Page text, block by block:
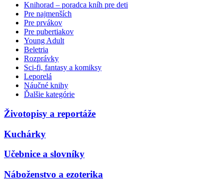
Knihorad – poradca kníh pre deti
Pre najmenších
Pre prvákov
Pre pubertiakov
Young Adult
Beletria
Rozprávky
Sci-fi, fantasy a komiksy
Leporelá
Náučné knihy
Ďalšie kategórie
Životopisy a reportáže
Kuchárky
Učebnice a slovníky
Náboženstvo a ezoterika